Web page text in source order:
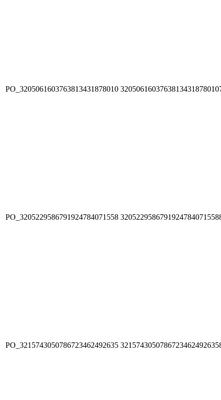
PO_3205061603763813431878010
PO_3205229586791924784071558
PO_3215743050786723462492635